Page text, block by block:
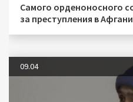
Самого орденоносного
за преступления в
09.04